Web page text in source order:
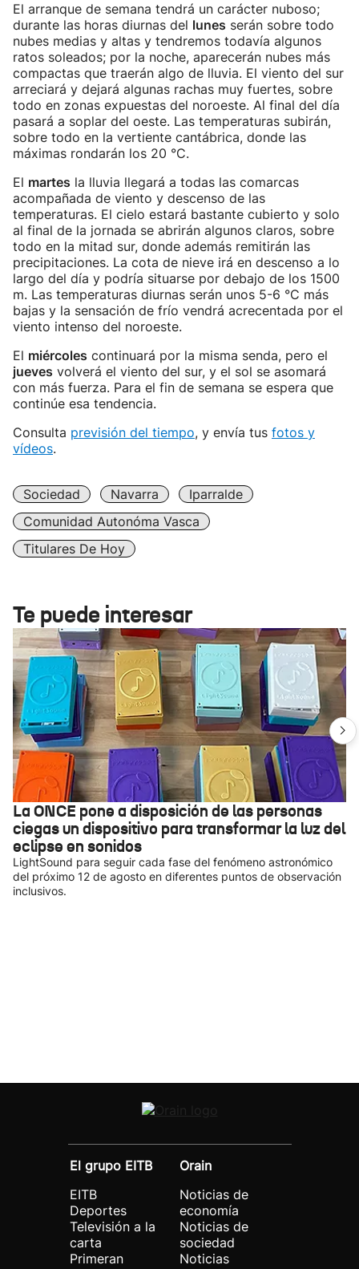
El arranque de semana tendrá un carácter nuboso;
durante las horas diurnas del lunes serán sobre todo
nubes medias y altas y tendremos todavía algunos
ratos soleados; por la noche, aparecerán nubes más
compactas que traerán algo de lluvia. El viento del sur
arreciará y dejará algunas rachas muy fuertes, sobre
todo en zonas expuestas del noroeste. Al final del día
pasará a soplar del oeste. Las temperaturas subirán,
sobre todo en la vertiente cantábrica, donde las
máximas rondarán los 20 °C.
El martes la lluvia llegará a todas las comarcas
acompañada de viento y descenso de las
temperaturas. El cielo estará bastante cubierto y solo
al final de la jornada se abrirán algunos claros, sobre
todo en la mitad sur, donde además remitirán las
precipitaciones. La cota de nieve irá en descenso a lo
largo del día y podría situarse por debajo de los 1500
m. Las temperaturas diurnas serán unos 5-6 °C más
bajas y la sensación de frío vendrá acrecentada por el
viento intenso del noroeste.
El miércoles continuará por la misma senda, pero el
jueves volverá el viento del sur, y el sol se asomará
con más fuerza. Para el fin de semana se espera que
continúe esa tendencia.
Consulta previsión del tiempo, y envía tus fotos y
vídeos.
Sociedad Navarra
Iparralde
Comunidad Autonóma Vasca
Titulares De Hoy
Te puede interesar
La ONCE pone a disposición de las personas
ciegas un dispositivo para transformar la luz del
eclipse en sonidos
LightSound para seguir cada fase del fenómeno astronómico
del próximo 12 de agosto en diferentes puntos de observación
inclusivos.
El grupo EITB
EITB
Deportes
Televisión a la
carta
Primeran
Orain
Noticias de
economía
Noticias de
sociedad
Noticias